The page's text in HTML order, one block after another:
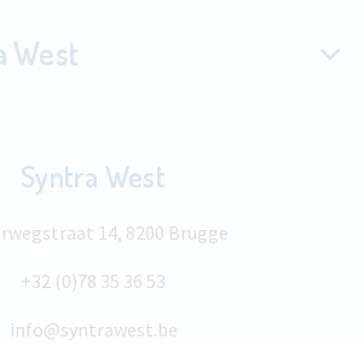
West
Syntra West
14, 8200 Brugge
+32 (0)78 35 36 53
info@syntrawest.be